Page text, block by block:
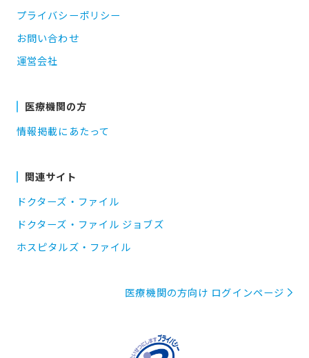
プライバシーポリシー
お問い合わせ
運営会社
医療機関の方
情報掲載にあたって
関連サイト
ドクターズ・ファイル
ドクターズ・ファイル ジョブズ
ホスピタルズ・ファイル
医療機関の方向け ログインページ